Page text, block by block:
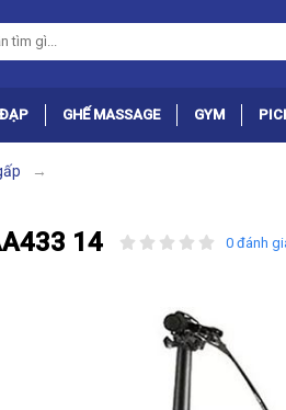
ĐẠP GHẾ MASSAGE GYM
14 0 đánh